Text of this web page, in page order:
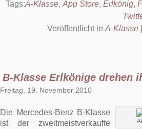
Tags:A-Klasse, App Store, Erlkönig,
Veröffentlicht in A-Klasse
B-Klasse Erlkönige drehen
Freitag, 19. November 2010
Die Mercedes-Benz B-Klasse
ist der zweitmeistverkaufte